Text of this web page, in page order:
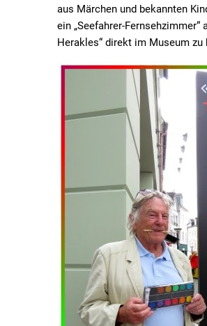
aus Märchen und bekannten
ein „Seefahrer-
Herakles“ direkt im Museum zu